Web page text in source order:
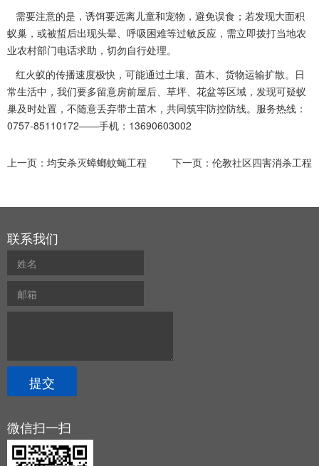
需要注意的是，诱饵要远离儿童和宠物，避免误食；若发现大面积
蚁巢，或被蜇后出现头晕、呼吸困难等过敏反应，需立即拨打当地农
业农村部门电话求助，切勿自行处理。
红火蚁的传播速度极快，可能通过土壤、苗木、货物运输扩散。日
常生活中，我们要多留意房前屋后、草坪、花盆等区域，发现可疑蚁
巢及时处置，不随意丢弃带土苗木，共同筑牢防控防线。服务热线：
0757-85110172——手机：13690603002
上一页： 均安杀灭蟑螂蚊蝇工程 下一页： 伦教社区四害消杀工程
联系我们
微信扫一扫